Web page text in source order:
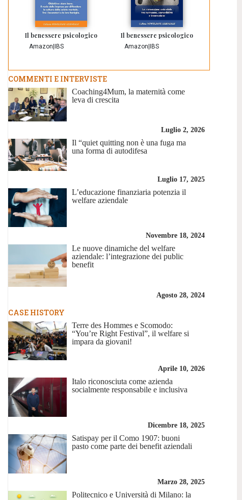
Il benessere psicologico
Amazon IBS
Il benessere psicologico
Amazon IBS
COMMENTI E INTERVISTE
Coaching4Mum, la maternità come
leva di crescita
Luglio 2, 2026
Il “quiet quitting non è una fuga ma
una forma di autodifesa
Luglio 17, 2025
L’educazione finanziaria potenzia il
welfare aziendale
Novembre 18, 2024
Le nuove dinamiche del welfare
aziendale: l’integrazione dei public
benefit
Agosto 28, 2024
CASE HISTORY
Terre des Hommes e Scomodo:
“You’re Right Festival”, il welfare si
impara da giovani!
Aprile 10, 2026
Italo riconosciuta come azienda
socialmente responsabile e inclusiva
Dicembre 18, 2025
Satispay per il Como 1907: buoni
pasto come parte dei benefit aziendali
Marzo 28, 2025
Politecnico e Università di Milano: la